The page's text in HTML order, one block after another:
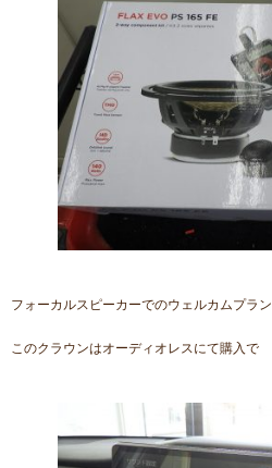
フォーカルスピーカーでのウェルカムプラン
このクラウンはオーディオレスにて購入で